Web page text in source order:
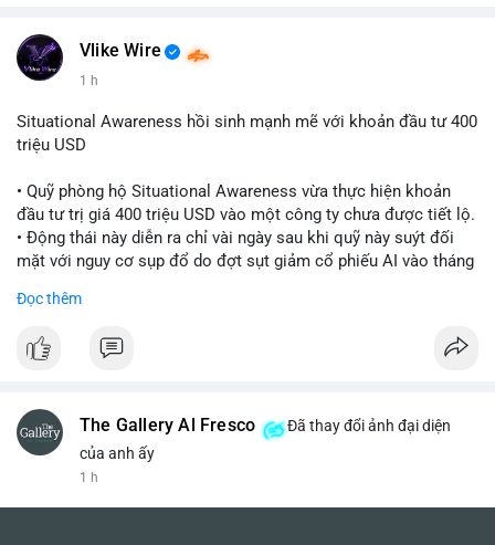
Vlike Wire
1 h
Situational Awareness hồi sinh mạnh mẽ với khoản đầu tư 400
triệu USD
• Quỹ phòng hộ Situational Awareness vừa thực hiện khoản
đầu tư trị giá 400 triệu USD vào một công ty chưa được tiết lộ.
• Động thái này diễn ra chỉ vài ngày sau khi quỹ này suýt đối
mặt với nguy cơ sụp đổ do đợt sụt giảm cổ phiếu AI vào tháng
• Sự trở lại này đánh dấu bước phục hồi đáng chú ý của quỹ
$btc $eth
Đọc thêm
The Gallery Al Fresco
Đã thay đổi ảnh đại diện
của anh ấy
1 h